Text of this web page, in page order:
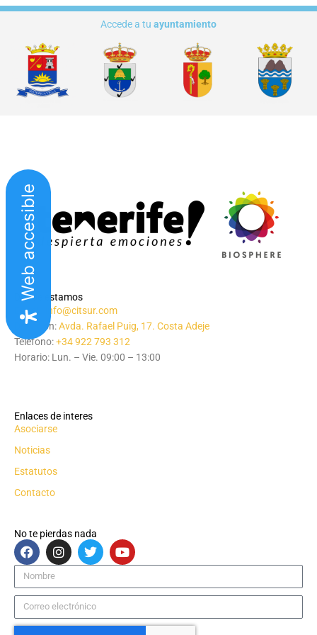
Accede a tu ayuntamiento
Dónde estamos
E-mail:
info@citsur.com
Dirección:Avda. Rafael Puig, 17. Costa Adeje
Teléfono:+34 922 793 312
Horario: Lun. – Vie. 09:00 – 13:00
Enlaces de interes
Asociarse
Noticias
Estatutos
Contacto
No te pierdas nada
F
a
c
e
b
o
o
I
n
s
a
g
r
T
w
i
t
e
r
Y
o
u
u
e
Nombre
Correo
electrónico
Web accesible